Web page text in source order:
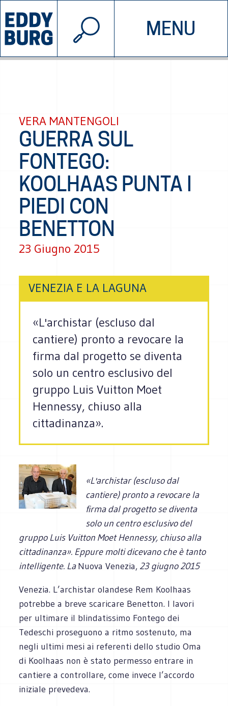
MENU
INIZIATIVE CHI SIAMO
© 2026 EDDYBURG
VERA MANTENGOLI
GUERRA SUL
FONTEGO:
KOOLHAAS PUNTA I
PIEDI CON
BENETTON
23 Giugno 2015
VENEZIA E LA LAGUNA
«L'archistar (escluso dal
cantiere) pronto a revocare la
firma dal progetto se diventa
solo un centro esclusivo del
gruppo Luis Vuitton Moet
Hennessy, chiuso alla
cittadinanza».
«L'archistar (escluso dal
cantiere) pronto a revocare la
firma dal progetto se diventa
solo un centro esclusivo del
gruppo Luis Vuitton Moet Hennessy, chiuso alla
cittadinanza». Eppure molti dicevano che è tanto
intelligente. LaNuova Venezia, 23 giugno 2015
Venezia. L’archistar olandese Rem Koolhaas
potrebbe a breve scaricare Benetton. I lavori
per ultimare il blindatissimo Fontego dei
Tedeschi proseguono a ritmo sostenuto, ma
negli ultimi mesi ai referenti dello studio Oma
di Koolhaas non è stato permesso entrare in
cantiere a controllare, come invece l’accordo
iniziale prevedeva.